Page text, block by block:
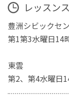
レッスン
豊洲シビックセ
第1第3水曜日14
東雲
第2、第4水曜日